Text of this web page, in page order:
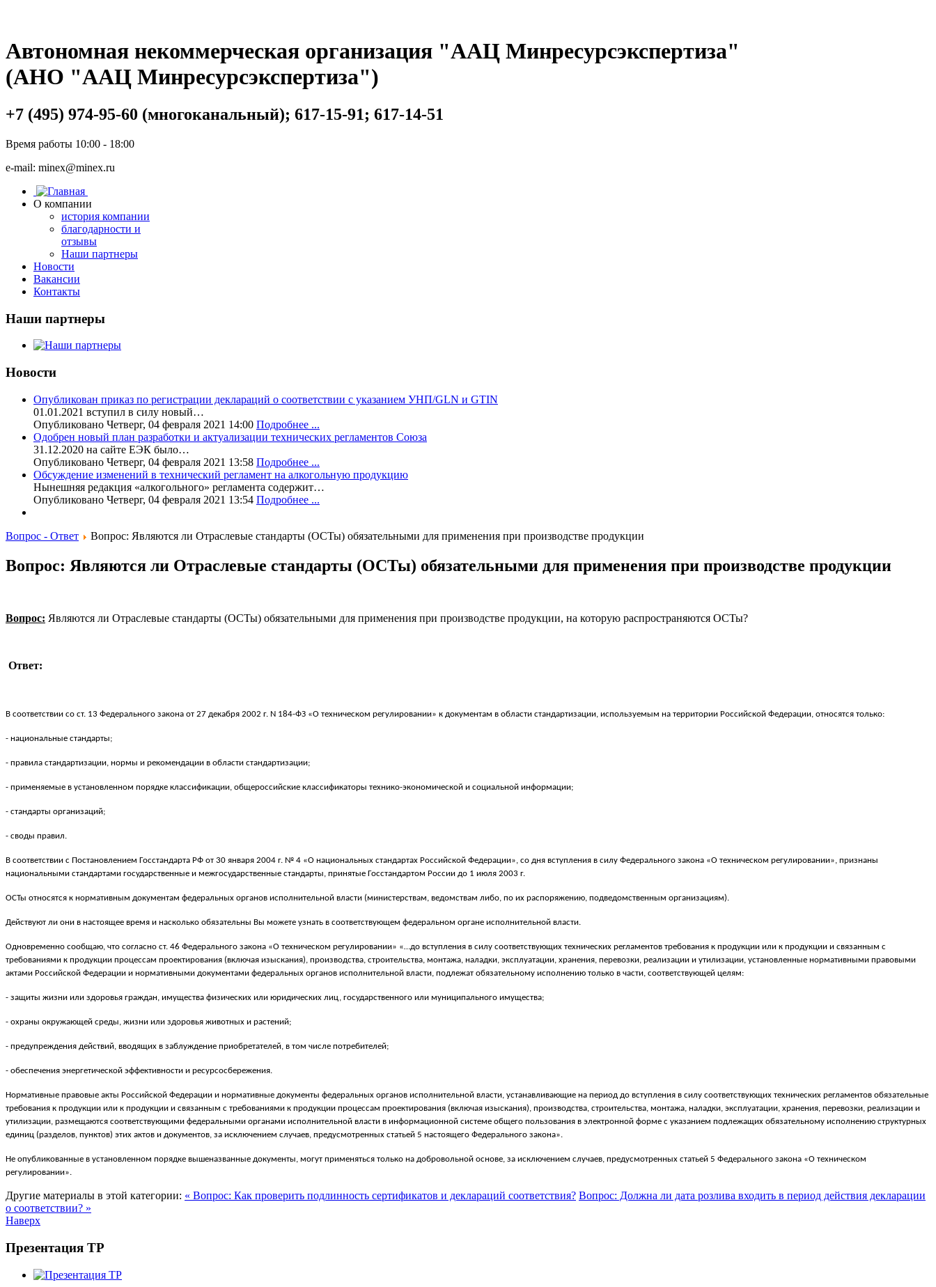
Автономная некоммерческая организация "ААЦ Минресурсэкспертиза"
(АНО "ААЦ Минресурсэкспертиза")
+7 (495) 974-95-60 (многоканальный); 617-15-91; 617-14-51
Время работы 10:00 - 18:00
e-mail: minex@minex.ru
О компании
история компании
благодарности и
отзывы
Наши партнеры
Новости
Вакансии
Контакты
Наши партнеры
Новости
Опубликован приказ по регистрации деклараций о соответствии с указанием УНП/GLN и GTIN
01.01.2021 вступил в силу новый…
Опубликовано Четверг, 04 февраля 2021 14:00 Подробнее ...
Одобрен новый план разработки и актуализации технических регламентов Союза
31.12.2020 на сайте ЕЭК было…
Опубликовано Четверг, 04 февраля 2021 13:58 Подробнее ...
Обсуждение изменений в технический регламент на алкогольную продукцию
Нынешняя редакция «алкогольного» регламента содержит…
Опубликовано Четверг, 04 февраля 2021 13:54 Подробнее ...
Вопрос - Ответ Вопрос: Являются ли Отраслевые стандарты (ОСТы) обязательными для применения при производстве продукции
Вопрос: Являются ли Отраслевые стандарты (ОСТы) обязательными для применения при производстве продукции
Вопрос: Являются ли Отраслевые стандарты (ОСТы) обязательными для применения при производстве продукции, на которую распространяются ОСТы?
Ответ:
В соответствии со ст. 13 Федерального закона от 27 декабря 2002 г. N 184-ФЗ «О техническом регулировании» к документам в области стандартизации, используемым на территории Российской Федерации, относятся только:
- национальные стандарты;
- правила стандартизации, нормы и рекомендации в области стандартизации;
- применяемые в установленном порядке классификации, общероссийские классификаторы технико-экономической и социальной информации;
- стандарты организаций;
- своды правил.
В соответствии с Постановлением Госстандарта РФ от 30 января 2004 г. № 4 «О национальных стандартах Российской Федерации», со дня вступления в силу Федерального закона «О техническом регулировании», признаны
национальными стандартами государственные и межгосударственные стандарты, принятые Госстандартом России до 1 июля 2003 г.
ОСТы относятся к нормативным документам федеральных органов исполнительной власти (министерствам, ведомствам либо, по их распоряжению, подведомственным организациям).
Действуют ли они в настоящее время и насколько обязательны Вы можете узнать в соответствующем федеральном органе исполнительной власти.
Одновременно сообщаю, что согласно ст. 46 Федерального закона «О техническом регулировании» «…до вступления в силу соответствующих технических регламентов требования к продукции или к продукции и связанным с
требованиями к продукции процессам проектирования (включая изыскания), производства, строительства, монтажа, наладки, эксплуатации, хранения, перевозки, реализации и утилизации, установленные нормативными правовыми
актами Российской Федерации и нормативными документами федеральных органов исполнительной власти, подлежат обязательному исполнению только в части, соответствующей целям:
- защиты жизни или здоровья граждан, имущества физических или юридических лиц, государственного или муниципального имущества;
- охраны окружающей среды, жизни или здоровья животных и растений;
- предупреждения действий, вводящих в заблуждение приобретателей, в том числе потребителей;
- обеспечения энергетической эффективности и ресурсосбережения.
Нормативные правовые акты Российской Федерации и нормативные документы федеральных органов исполнительной власти, устанавливающие на период до вступления в силу соответствующих технических регламентов обязательные
требования к продукции или к продукции и связанным с требованиями к продукции процессам проектирования (включая изыскания), производства, строительства, монтажа, наладки, эксплуатации, хранения, перевозки, реализации и
утилизации, размещаются соответствующими федеральными органами исполнительной власти в информационной системе общего пользования в электронной форме с указанием подлежащих обязательному исполнению структурных
единиц (разделов, пунктов) этих актов и документов, за исключением случаев, предусмотренных статьей 5 настоящего Федерального закона».
Не опубликованные в установленном порядке вышеназванные документы, могут применяться только на добровольной основе, за исключением случаев, предусмотренных статьей 5 Федерального закона «О техническом
регулировании».
Другие материалы в этой категории: « Вопрос: Как проверить подлинность сертификатов и деклараций соответствия? Вопрос: Должна ли дата розлива входить в период действия декларации
о соответствии? »
Наверх
Презентация ТР